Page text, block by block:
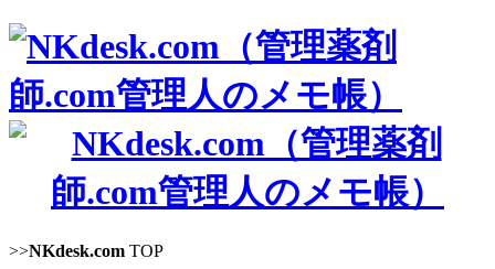
>>NKdesk.com TOP